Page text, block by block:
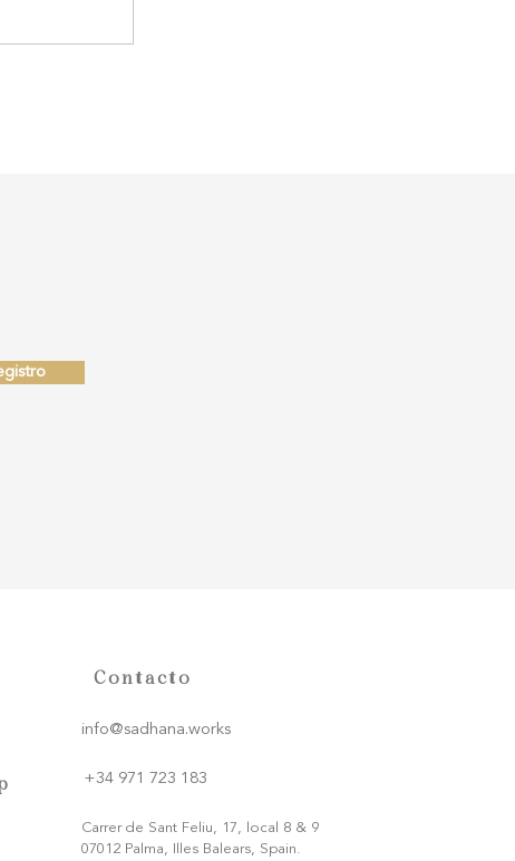
Contacto
info@sadhana.works
+34 971 723 183
Carrer de Sant Feliu, 17, local 8 & 9
07012 Palma, Illes Balears, Spain.